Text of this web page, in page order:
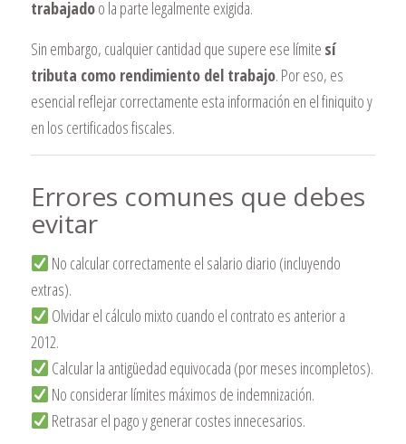
trabajadoo la parte legalmente exigida.
Sin embargo, cualquier cantidad que supere ese límite sí
tributa como rendimiento del trabajo. Por eso, es
esencial reflejar correctamente esta información en el finiquito y
en los certificados fiscales.
Errores comunes que debes
evitar
No calcular correctamente el salario diario (incluyendo
extras).
Olvidar el cálculo mixto cuando el contrato es anterior a
2012.
Calcular la antigüedad equivocada (por meses incompletos).
No considerar límites máximos de indemnización.
Retrasar el pago y generar costes innecesarios.